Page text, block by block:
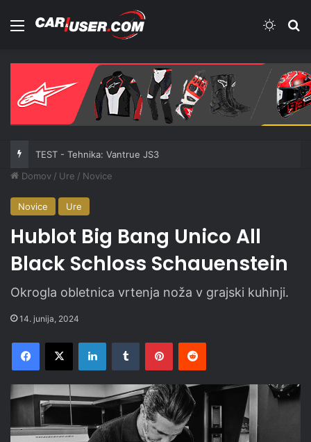
Meni
TEST - Tehnika: Vantrue JS3
Domov / Ure / Novice
Novice Ure
Hublot Big Bang Unico All
Black Schloss Schauenstein
Okrogla obletnica vrtenja noža v grajski kuhinji.
14. junija, 2024
Facebook
X LinkedInTumblr PinterestReddit